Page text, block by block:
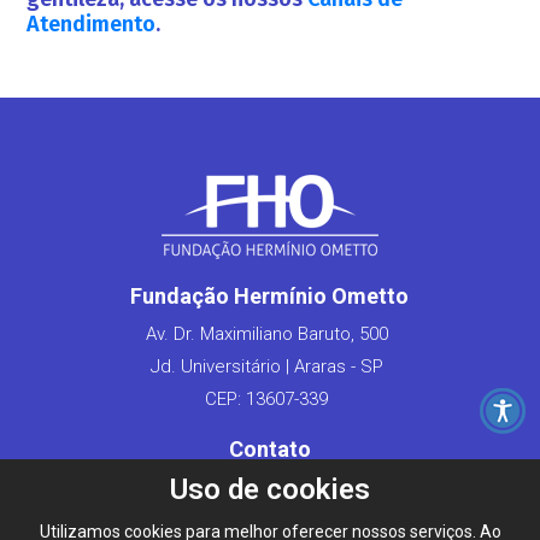
Atendimento.
Fundação Hermínio Ometto
Av. Dr. Maximiliano Baruto, 500
Jd. Universitário | Araras - SP
CEP: 13607-339
Contato
Fale Conosco
Converse pelo WhatsApp
Uso de cookies
Utilizamos cookies para melhor oferecer nossos serviços. Ao